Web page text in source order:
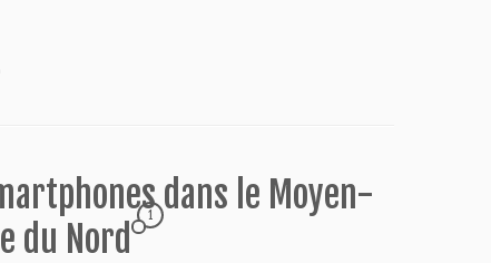
dans le Moyen-
du Nord
1